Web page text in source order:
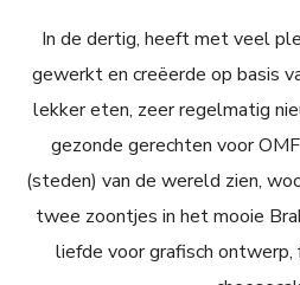
In de dertig, heeft met veel
gewerkt en creëerde op basis
lekker eten, zeer regelmatig
gezonde gerechten voor
(steden) van de wereld zien,
twee zoontjes in het mooie
liefde voor grafisch